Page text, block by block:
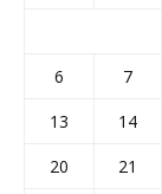
6
7
13
14
20
21